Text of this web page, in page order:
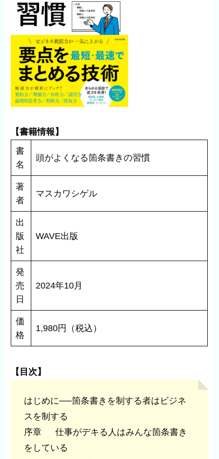
【書籍情報】
書
名
頭がよくなる箇条書きの習慣
著
者
マスカワシゲル
出
版
社
WAVE出版
発
売
日
2024年10月
価
格
1,980円（税込）
【目次】
はじめに──箇条書きを制する者はビジネ
スを制する
序章 仕事がデキる人はみんな箇条書き
をしている